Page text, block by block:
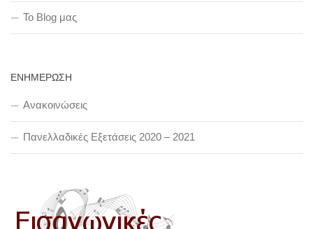
To Blog μας
ΕΝΗΜΕΡΩΣΗ
Ανακοινώσεις
Πανελλαδικές Εξετάσεις 2020 – 2021